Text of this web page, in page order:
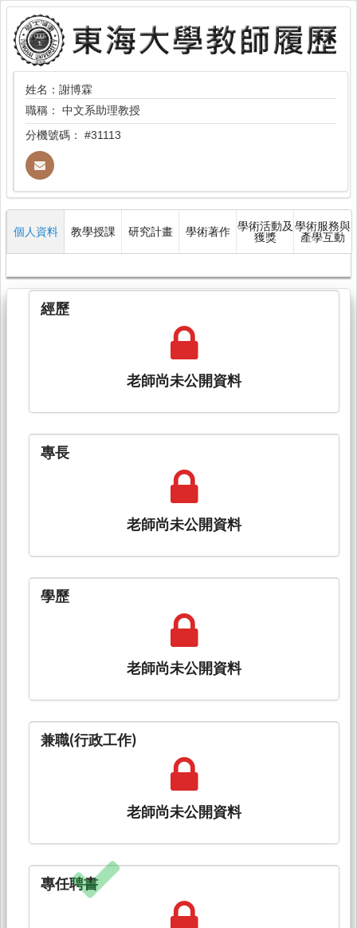
姓名：謝博霖
職稱： 中文系助理教授
分機號碼： #31113
個人資料 教學授課 研究計畫 學術著作 學術活動及
獲獎
學術服務與
產學互動
經歷
老師尚未公開資料
專長
老師尚未公開資料
學歷
老師尚未公開資料
兼職(行政工作)
老師尚未公開資料
專任聘書